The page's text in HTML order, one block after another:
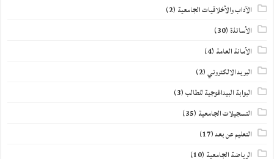
الآداب والأخلاقيات الجامعية (2)
الأساتذة(30)
الأمانة العامة (4)
البريد الالكتروني(2)
البوابة البيداغوجية للطالب(3)
التسجيلات الجامعية (35)
التعليم عن بعد(17)
الرياضة الجامعية (10)